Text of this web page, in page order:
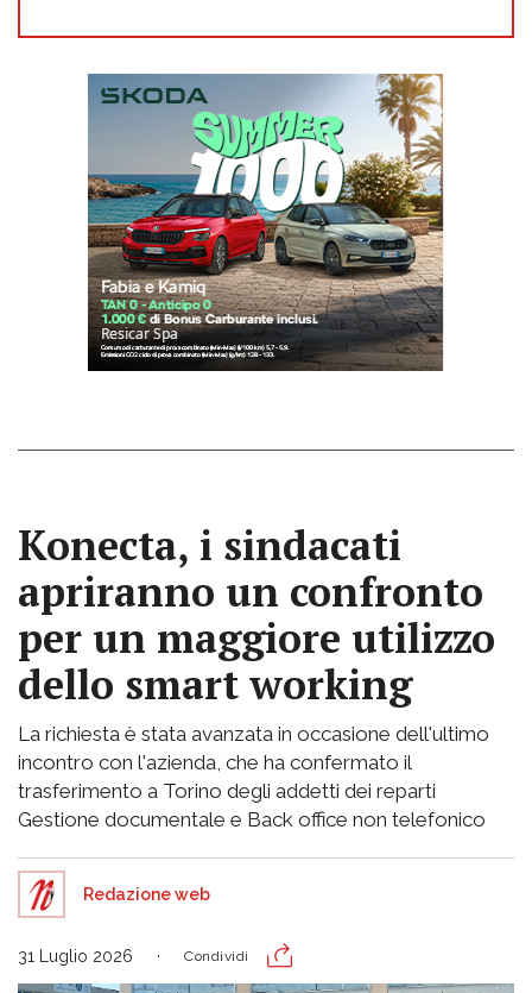
Konecta, i sindacati
apriranno un confronto
per un maggiore utilizzo
dello smart working
La richiesta è stata avanzata in occasione dell'ultimo
incontro con l'azienda, che ha confermato il
trasferimento a Torino degli addetti dei reparti
Gestione documentale e Back office non telefonico
Redazione web
31 Luglio 2026 Condividi